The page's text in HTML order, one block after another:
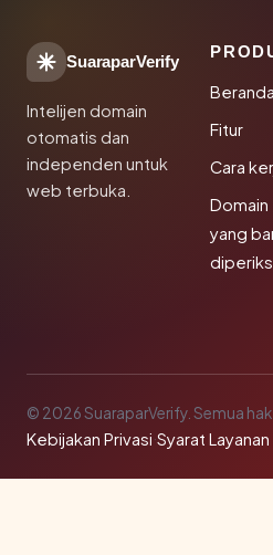
SuaraparVerify
Intelijen domain
otomatis dan
independen untuk
web terbuka.
Beranda
Fitur
Cara
Domain
yang
© 2026 SuaraparVerify. Semua
Kebijakan Privasi·Syarat Layanan